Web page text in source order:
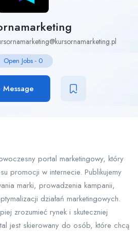
Open Jobs - 0
Message
portal marketingowy, który
promocji w internecie. Publikujemy
marki, prowadzenia kampanii,
działań marketingowych.
zrozumieć rynek i skuteczniej
jest skierowany do osób, które chcą